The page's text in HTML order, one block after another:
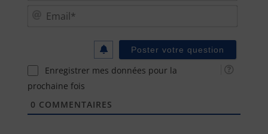
Enregistrer mes données pour la
prochaine fois
0 COMMENTAIRES